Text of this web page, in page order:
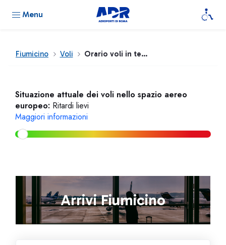
Menu
Fiumicino Voli Orario voli in tempo reale
Situazione attuale dei voli nello spazio aereo
europeo: Ritardi lievi
Maggiori informazioni
Arrivi Fiumicino